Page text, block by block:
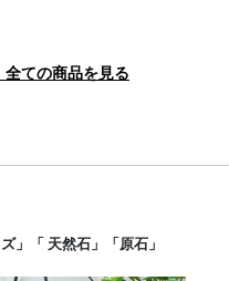
ての商品を見る
」「 天然石」「原石」